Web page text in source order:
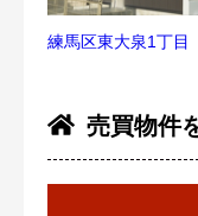
練馬区東大泉1丁
売買物件